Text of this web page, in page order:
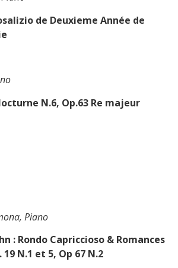
de Deuxieme Année de
N.6, Op.63 Re majeur
Piano
Rondo Capriccioso & Romances
N.1 et 5, Op 67 N.2